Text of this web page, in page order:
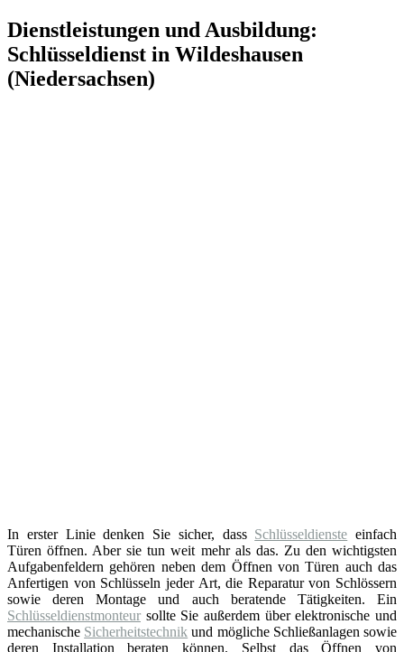
Dienstleistungen und Ausbildung:
Schlüsseldienst in Wildeshausen
(Niedersachsen)
In erster Linie denken Sie sicher, dass Schlüsseldienste einfach
Türen öffnen. Aber sie tun weit mehr als das. Zu den wichtigsten
Aufgabenfeldern gehören neben dem Öffnen von Türen auch das
Anfertigen von Schlüsseln jeder Art, die Reparatur von Schlössern
sowie deren Montage und auch beratende Tätigkeiten. Ein
Schlüsseldienstmonteur sollte Sie außerdem über elektronische und
mechanische Sicherheitstechnik und mögliche Schließanlagen sowie
deren Installation beraten können. Selbst das Öffnen von